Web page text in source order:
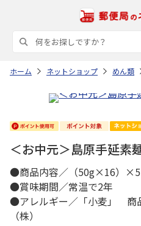
ホーム ネットショップ めん類
＜お中元＞島原手延
●商品内容／（50g×16）
●賞味期間／常温で2年
●アレルギー／「小麦」 商
（株）